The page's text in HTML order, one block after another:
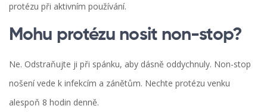
protézu při aktivním používání.
Mohu protézu nosit non-stop?
Ne. Odstraňujte ji při spánku, aby dásně oddychnuly. Non-stop
nošení vede k infekcím a zánětům. Nechte protézu venku
alespoň 8 hodin denně.